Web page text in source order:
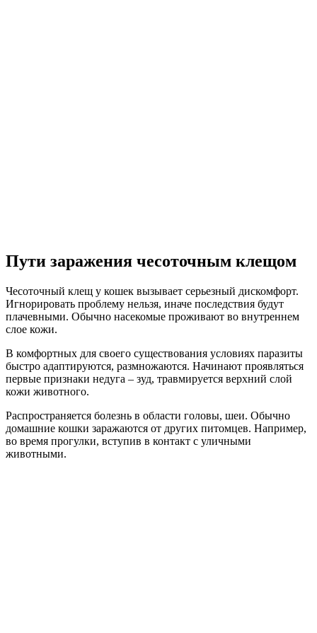
Пути заражения чесоточным клещом
Чесоточный клещ у кошек вызывает серьезный дискомфорт.
Игнорировать проблему нельзя, иначе последствия будут
плачевными. Обычно насекомые проживают во внутреннем
слое кожи.
В комфортных для своего существования условиях паразиты
быстро адаптируются, размножаются. Начинают проявляться
первые признаки недуга – зуд, травмируется верхний слой
кожи животного.
Распространяется болезнь в области головы, шеи. Обычно
домашние кошки заражаются от других питомцев. Например,
во время прогулки, вступив в контакт с уличными
животными.